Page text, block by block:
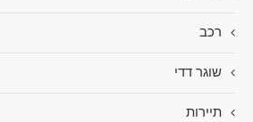
רכב
שוגר דדי
תיירות